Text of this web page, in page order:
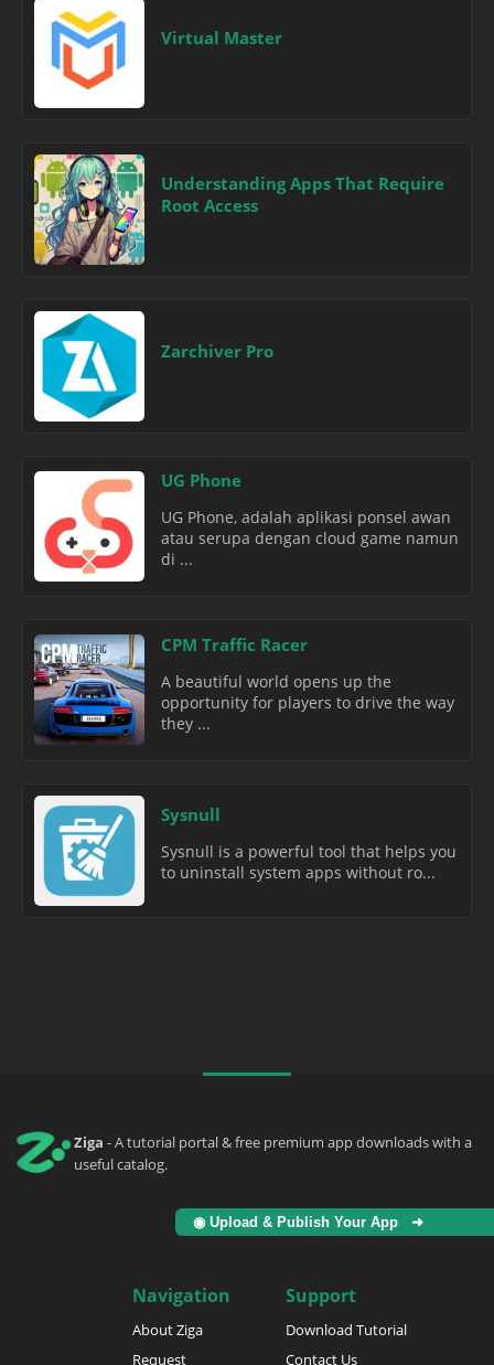
Virtual Master
Understanding Apps That Require
Root Access
Zarchiver Pro
UG Phone
UG Phone, adalah aplikasi ponsel awan
atau serupa dengan cloud game namun
di ...
CPM Traffic Racer
A beautiful world opens up the
opportunity for players to drive the way
they ...
Sysnull
Sysnull is a powerful tool that helps you
to uninstall system apps without ro...
Ziga - A tutorial portal & free premium app downloads with a
useful catalog.
◉ Upload & Publish Your App ➜
Navigation
About Ziga
Request
Support
Download Tutorial
Contact Us